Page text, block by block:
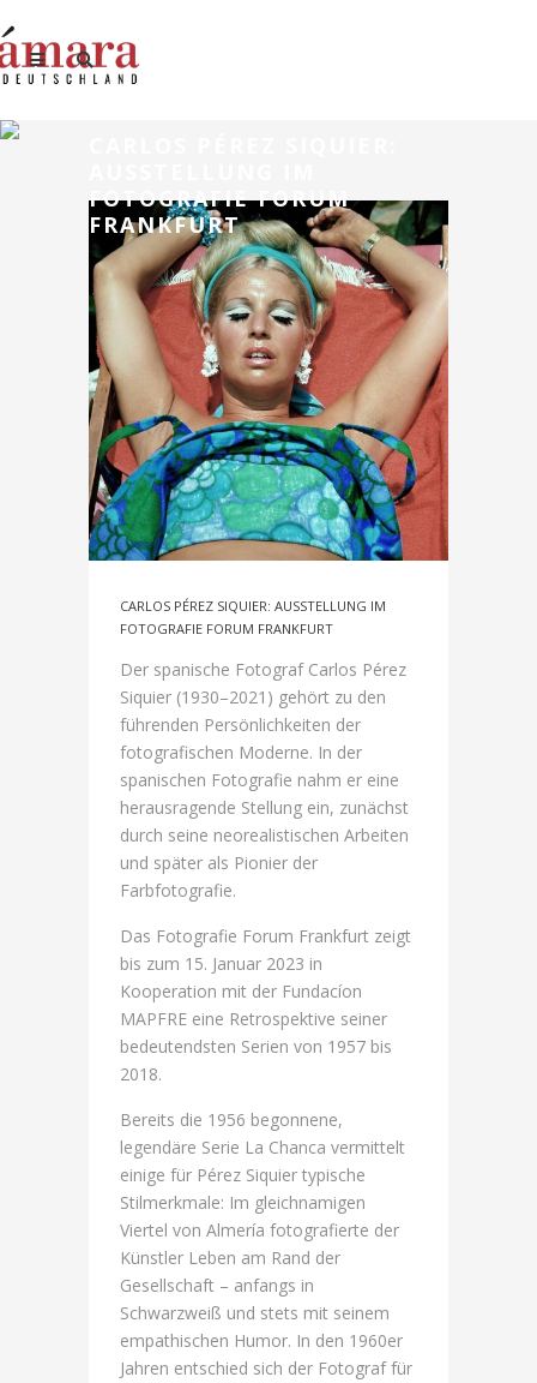
FOTOGRAFIE FORUM
FRANKFURT
CARLOS PÉREZ SIQUIER: AUSSTELLUNG IM
FOTOGRAFIE FORUM FRANKFURT
Der spanische Fotograf Carlos Pérez
Siquier (1930–2021) gehört zu den
führenden Persönlichkeiten der
fotografischen Moderne. In der
spanischen Fotografie nahm er eine
herausragende Stellung ein, zunächst
durch seine neorealistischen Arbeiten
und später als Pionier der
Farbfotografie.
Das Fotografie Forum Frankfurt zeigt
bis zum 15. Januar 2023 in
Kooperation mit der Fundacíon
MAPFRE eine Retrospektive seiner
bedeutendsten Serien von 1957 bis
2018.
Bereits die 1956 begonnene,
legendäre Serie La Chanca vermittelt
einige für Pérez Siquier typische
Stilmerkmale: Im gleichnamigen
Viertel von Almería fotografierte der
Künstler Leben am Rand der
Gesellschaft – anfangs in
Schwarzweiß und stets mit seinem
empathischen Humor. In den 1960er
Jahren entschied sich der Fotograf für